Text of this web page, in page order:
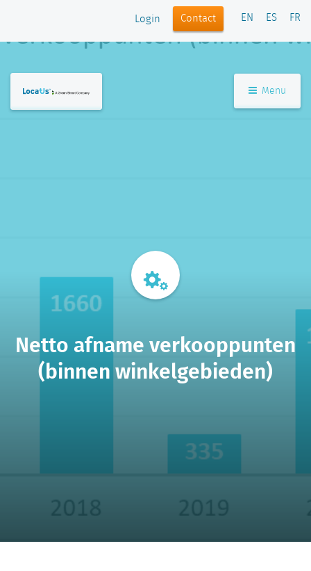
Login Contact EN ES FR
Menu
Netto afname verkooppunten
(binnen winkelgebieden)